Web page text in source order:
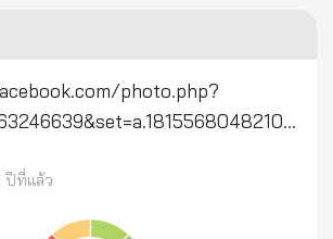
photo.php?
ปีที่แล้ว